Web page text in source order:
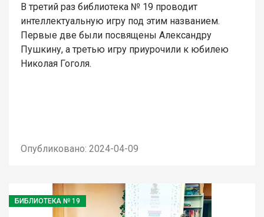
В третий раз библиотека № 19 проводит
интеллектуальную игру под этим названием.
Первые две были посвящены Александру
Пушкину, а третью игру приурочили к юбилею
Николая Гоголя.
Опубликовано: 2024-04-09
БИБЛИОТЕКА № 19